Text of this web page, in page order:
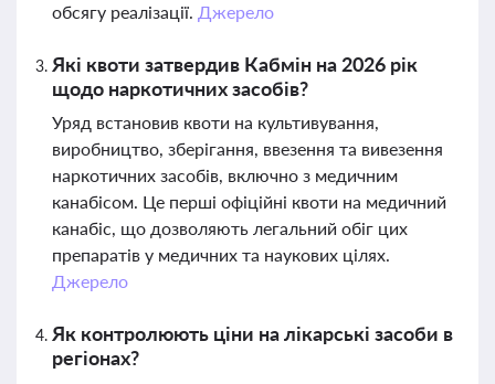
обсягу реалізації. Джерело
Які квоти затвердив Кабмін на 2026 рік
щодо наркотичних засобів?
Уряд встановив квоти на культивування,
виробництво, зберігання, ввезення та вивезення
наркотичних засобів, включно з медичним
канабісом. Це перші офіційні квоти на медичний
канабіс, що дозволяють легальний обіг цих
препаратів у медичних та наукових цілях.
Джерело
Як контролюють ціни на лікарські засоби в
регіонах?